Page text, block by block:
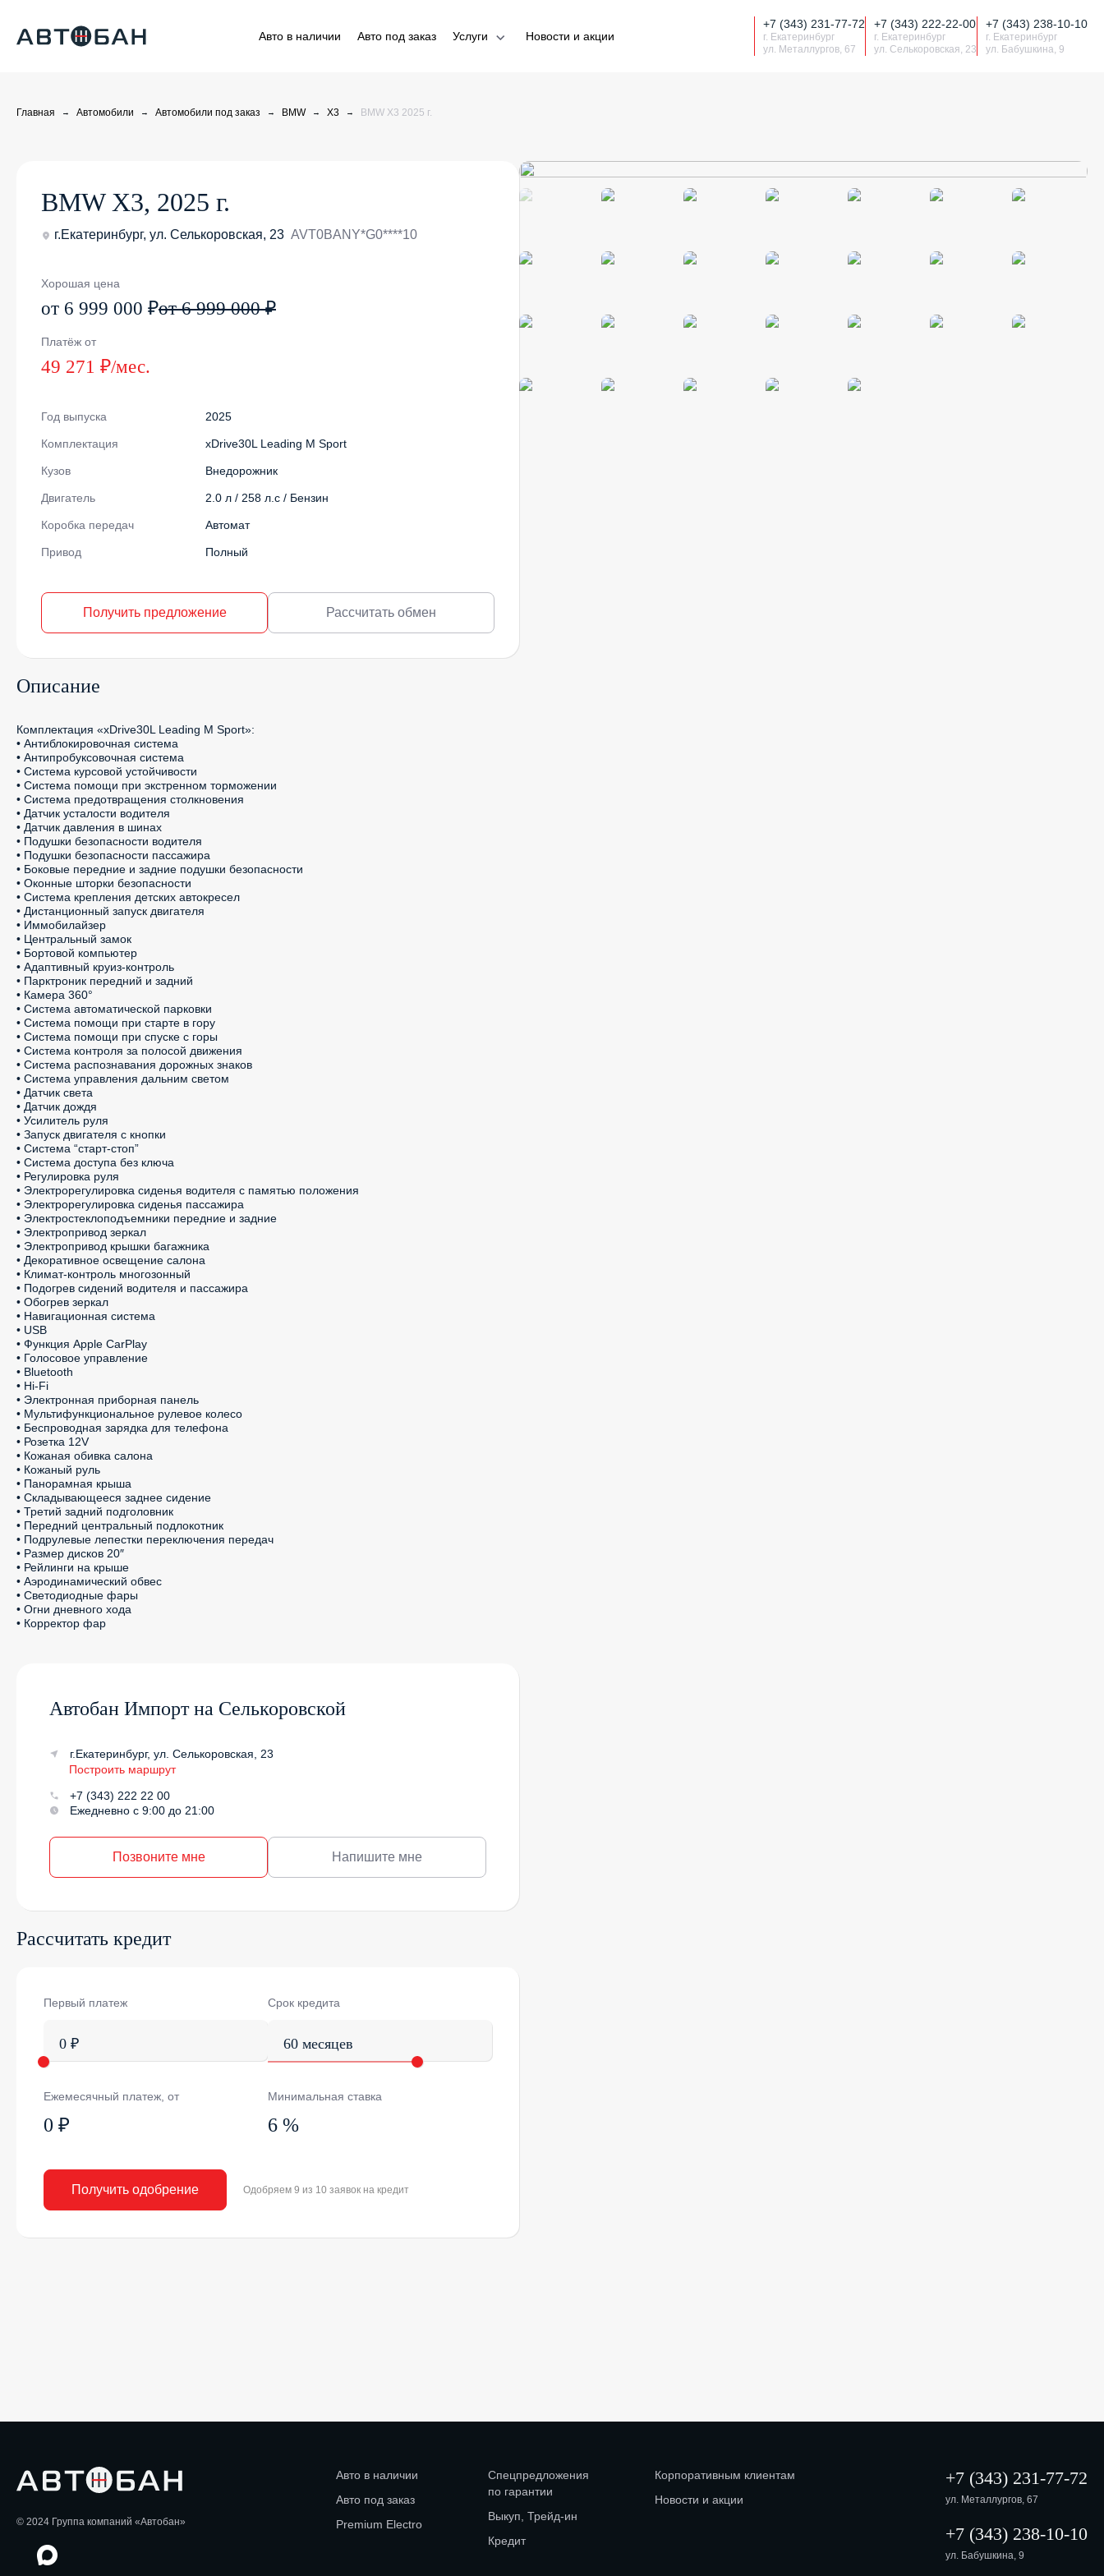
Авто в наличии Авто под заказ Услуги Новости и акции
+7 (343) 231-77-72
г. Екатеринбург
ул. Металлургов, 67
+7 (343) 222-22-00
г. Екатеринбург
ул. Селькоровская, 23
+7 (343) 238-10-10
г. Екатеринбург
ул. Бабушкина, 9
Главная Автомобили Автомобили под заказ BMW X3 BMW X3 2025 г.
BMW X3, 2025 г.
г.Екатеринбург, ул. Селькоровская, 23 AVT0BANY*G0****10
Хорошая цена
от 6 999 000 ₽от 6 999 000 ₽
Платёж от
49 271 ₽/мес.
Получить предложение Рассчитать обмен
Год выпуска 2025
Комплектация xDrive30L Leading M Sport
Кузов Внедорожник
Двигатель 2.0 л / 258 л.с / Бензин
Коробка передач Автомат
Привод Полный
Описание
Комплектация «xDrive30L Leading M Sport»:
• Антиблокировочная система
• Антипробуксовочная система
• Система курсовой устойчивости
• Система помощи при экстренном торможении
• Система предотвращения столкновения
• Датчик усталости водителя
• Датчик давления в шинах
• Подушки безопасности водителя
• Подушки безопасности пассажира
• Боковые передние и задние подушки безопасности
• Оконные шторки безопасности
• Система крепления детских автокресел
• Дистанционный запуск двигателя
• Иммобилайзер
• Центральный замок
• Бортовой компьютер
• Адаптивный круиз-контроль
• Парктроник передний и задний
• Камера 360°
• Система автоматической парковки
• Система помощи при старте в гору
• Система помощи при спуске с горы
• Система контроля за полосой движения
• Система распознавания дорожных знаков
• Система управления дальним светом
• Датчик света
• Датчик дождя
• Усилитель руля
• Запуск двигателя с кнопки
• Система “старт-стоп”
• Система доступа без ключа
• Регулировка руля
• Электрорегулировка сиденья водителя с памятью положения
• Электрорегулировка сиденья пассажира
• Электростеклоподъемники передние и задние
• Электропривод зеркал
• Электропривод крышки багажника
• Декоративное освещение салона
• Климат-контроль многозонный
• Подогрев сидений водителя и пассажира
• Обогрев зеркал
• Навигационная система
• USB
• Функция Apple CarPlay
• Голосовое управление
• Bluetooth
• Hi-Fi
• Электронная приборная панель
• Мультифункциональное рулевое колесо
• Беспроводная зарядка для телефона
• Розетка 12V
• Кожаная обивка салона
• Кожаный руль
• Панорамная крыша
• Складывающееся заднее сидение
• Третий задний подголовник
• Передний центральный подлокотник
• Подрулевые лепестки переключения передач
• Размер дисков 20″
• Рейлинги на крыше
• Аэродинамический обвес
• Светодиодные фары
• Огни дневного хода
• Корректор фар
Автобан Импорт на Селькоровской
г.Екатеринбург, ул. Селькоровская, 23
Построить маршрут
+7 (343) 222 22 00
Ежедневно с 9:00 до 21:00
Позвоните мне Напишите мне
Рассчитать кредит
Первый платеж
0 ₽
Срок кредита
60 месяцев
Ежемесячный платеж, от
0 ₽
Минимальная ставка
6 %
Одобряем 9 из 10 заявок на кредит
Получить одобрение
© 2024 Группа компаний «Автобан»
Авто в наличии
Авто под заказ
Premium Electro
Спецпредложения
по гарантии
Выкуп, Трейд-ин
Кредит
Корпоративным клиентам
Новости и акции
+7 (343) 231-77-72
ул. Металлургов, 67
+7 (343) 238-10-10
ул. Бабушкина, 9